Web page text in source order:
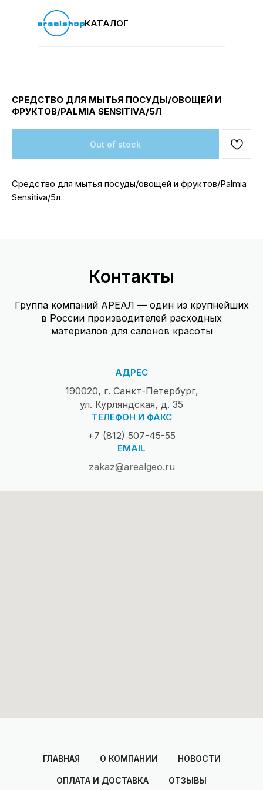
КАТАЛОГ
СРЕДСТВО ДЛЯ МЫТЬЯ ПОСУДЫ/ОВОЩЕЙ И
ФРУКТОВ/PALMIA SENSITIVA/5Л
Out of stock
Средство для мытья посуды/овощей и фруктов/Palmia
Sensitiva/5л
Контакты
Группа компаний АРЕАЛ — один из крупнейших
в России производителей расходных
материалов для салонов красоты
АДРЕС
190020, г. Санкт-Петербург,
ул. Курляндская, д. 35
ТЕЛЕФОН И ФАКС
+7 (812) 507-45-55
EMAIL
zakaz@arealgeo.ru
ГЛАВНАЯ О КОМПАНИИ НОВОСТИ
ОПЛАТА И ДОСТАВКА ОТЗЫВЫ